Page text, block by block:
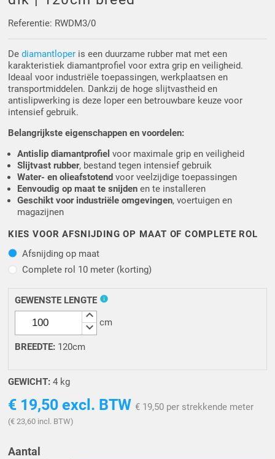
Driehoek/Wig profielen
Silicone U Profielen
Luikenpakking
Oploopprofielen
Hoekprofielen
O-ringen
Schoonmaakmiddel
Referentie: RWDM3/0
Dediamantloper is een duurzame rubber mat met een
karakteristiek diamantprofiel voor extra grip en veiligheid.
Ideaal voor industriële toepassingen, werkplaatsen en
transportmiddelen. Dankzij de hoge slijtvastheid en
antislipwerking is deze loper een betrouwbare keuze voor
intensief gebruik.
Belangrijkste eigenschappen en voordelen:
Antislip diamantprofiel voor maximale grip en veiligheid
Slijtvast rubber, bestand tegen intensief gebruik
Water- en olieafstotend voor veelzijdige toepassingen
Eenvoudig op maat te snijden en te installeren
Geschikt voor industriële omgevingen, voertuigen en
magazijnen
KIES VOOR AFSNIJDING OP MAAT OF COMPLETE ROL
Afsnijding op maatAfsnijding op maat
Complete rol 10 meter (korting)
GEWENSTE LENGTE info
keyboard_arrow_up
keyboard_arrow_down cm
BREEDTE: 120cm
GEWICHT: 4 kg
€ 19,50 excl. BTW € 19,50 per strekkende meter
(€ 23,60 incl. BTW)
Aantal